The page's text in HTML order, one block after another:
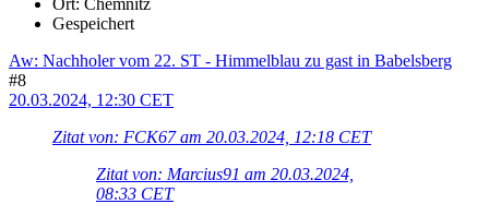
Ort: Chemnitz
Gespeichert
Aw: Nachholer vom 22. ST - Himmelblau zu gast in Babelsberg
#8
20.03.2024, 12:30 CET
Zitat von: FCK67 am 20.03.2024, 12:18 CET
Zitat von: Marcius91 am 20.03.2024,
08:33 CET